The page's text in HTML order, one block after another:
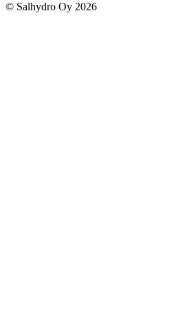
© Salhydro Oy 2026